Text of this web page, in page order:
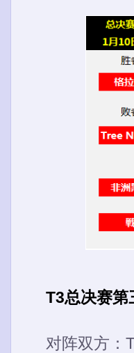
T3总决赛第
对阵双方：